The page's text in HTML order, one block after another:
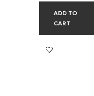
ADD TO
CART